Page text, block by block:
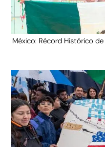
México: Récord Histórico